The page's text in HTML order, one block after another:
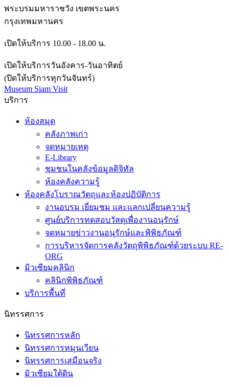
พระบรมมหาราชวัง เขตพระนคร
กรุงเทพมหานคร
เปิดให้บริการ 10.00 - 18.00 น.
เปิดให้บริการวันอังคาร-วันอาทิตย์
(ปิดให้บริการทุกวันจันทร์)
Museum Siam Visit
บริการ
ห้องสมุด
คลังภาพเก่า
จดหมายเหตุ
E-Library
ชุมชนในคลังข้อมูลดิจิทัล
ห้องคลังความรู้
ห้องคลังโบราณวัตถุและห้องปฏิบัติการ
งานอบรม เยี่ยมชม และแลกเปลี่ยนความรู้
ศูนย์บริการทดสอบวัสดุเพื่องานอนุรักษ์
จดหมายข่าวงานอนุรักษ์และพิพิธภัณฑ์
การบริหารจัดการคลังวัตถุพิพิธภัณฑ์ด้วยระบบ RE-
ORG
มิวเซียมคลินิก
คลินิกพิพิธภัณฑ์
บริการพื้นที่
นิทรรศการ
นิทรรศการหลัก
นิทรรศการหมุนเวียน
นิทรรศการเสมือนจริง
มิวเซียมใต้ดิน